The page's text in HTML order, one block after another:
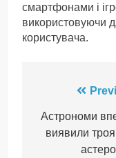
смартфонами і
використовуючи
користувача.
Навігація
записів
Астрономи
виявили